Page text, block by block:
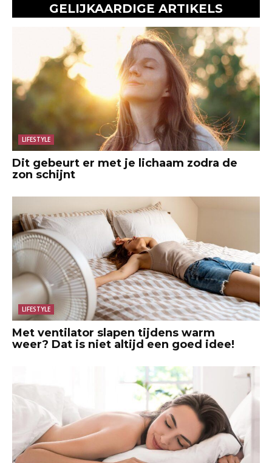
GELIJKAARDIGE ARTIKELS
LIFESTYLE
Dit gebeurt er met je lichaam zodra de
zon schijnt
LIFESTYLE
Met ventilator slapen tijdens warm
weer? Dat is niet altijd een goed idee!